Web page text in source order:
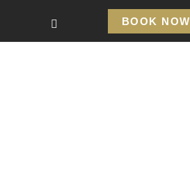
BOOK NOW